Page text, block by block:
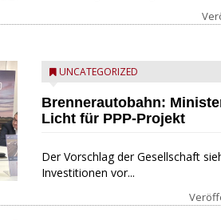
UNCATEGORIZED
Brennerautobahn:
Licht für PPP-Projekt
Der Vorschlag der Gesellschaft
Investitionen vor...